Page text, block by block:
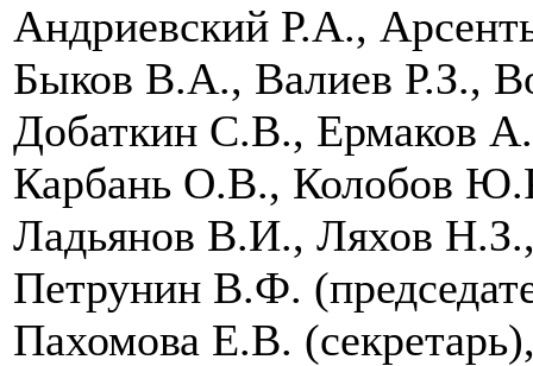
Андриевский Р.А.,
Быков В.А., Валиев Р.З.,
Добаткин С.В., Ермаков
Карбань О.В., Колобов
Ладьянов В.И., Ляхов
Петрунин В.Ф.
Пахомова Е.В.